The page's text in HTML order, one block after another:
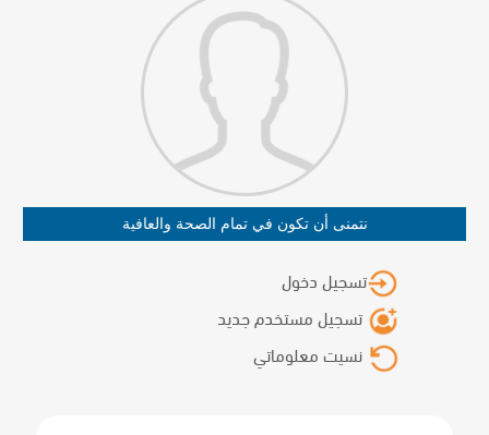
نتمنى أن تكون في تمام الصحة والعافية
تسجيل دخول
تسجيل مستخدم جديد
نسيت معلوماتي